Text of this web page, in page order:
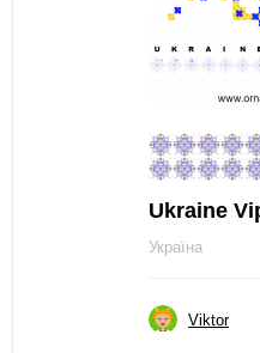
Ukraine
Україна
Viktor